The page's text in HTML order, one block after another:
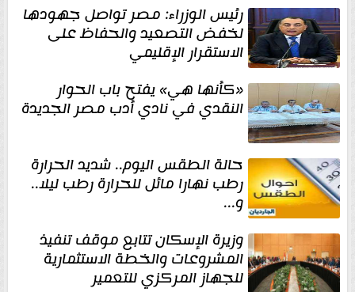
رئيس الوزراء: مصر تواصل جهودها
لخفض التصعيد والحفاظ على
الاستقرار الإقليمي
«كأنها هي» يفتح باب الحوار
النقدي في نادي أدب مصر الجديدة
حالة الطقس اليوم.. شديد الحرارة
رطب نهارا مائل للحرارة رطب ليلا..
و...
وزيرة الإسكان تتابع موقف تنفيذ
المشروعات والخطة الاستثمارية
للجهاز المركزي للتعمير